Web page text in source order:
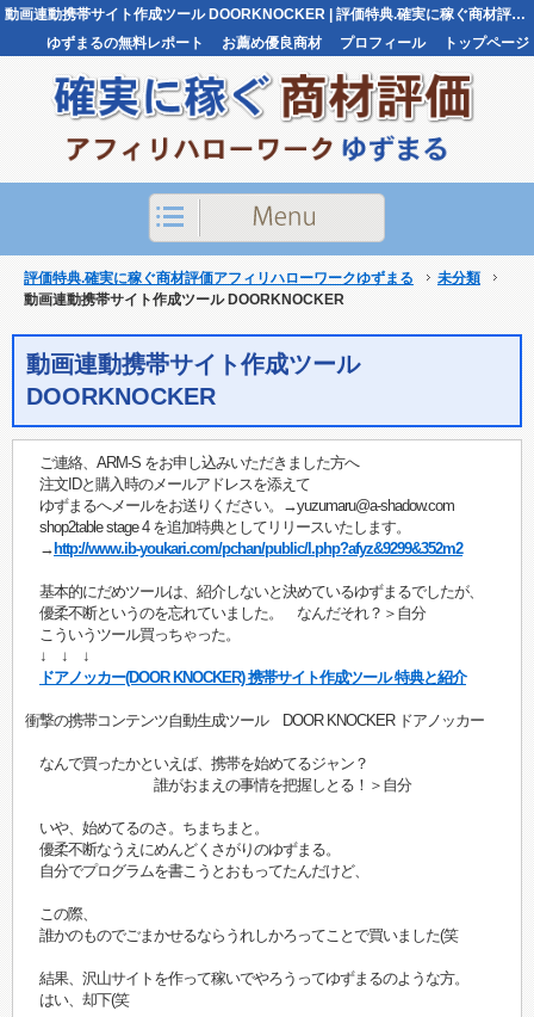
動画連動携帯サイト作成ツール DOORKNOCKER | 評価特典.確実に稼ぐ商材評価アフィリハローワークゆずまる評価特典.確実に稼ぐ商材評価アフィリハローワークゆずまる
トップページ
プロフィール
お薦め優良商材
ゆずまるの無料レポート
評価特典.確実に稼ぐ商材評価アフィリハローワークゆずまる
未分類
動画連動携帯サイト作成ツール DOORKNOCKER
動画連動携帯サイト作成ツール
DOORKNOCKER
ご連絡、ARM-S をお申し込みいただきました方へ
注文IDと購入時のメールアドレスを添えて
ゆずまるへメールをお送りください。→yuzumaru@a-shadow.com
shop2table stage 4 を追加特典としてリリースいたします。
→ http://www.ib-youkari.com/pchan/public/l.php?afyz&9299&352m2
基本的にだめツールは、紹介しないと決めているゆずまるでしたが、
優柔不断というのを忘れていました。 なんだそれ？＞自分
こういうツール買っちゃった。
↓ ↓ ↓
ドアノッカー(DOOR KNOCKER) 携帯サイト作成ツール 特典と紹介
衝撃の携帯コンテンツ自動生成ツール DOOR KNOCKER ドアノッカー
なんで買ったかといえば、携帯を始めてるジャン？
誰がおまえの事情を把握しとる！＞自分
いや、始めてるのさ。ちまちまと。
優柔不断なうえにめんどくさがりのゆずまる。
自分でプログラムを書こうとおもってたんだけど、
この際、
誰かのものでごまかせるならうれしかろってことで買いました(笑
結果、沢山サイトを作って稼いでやろうってゆずまるのような方。
はい、却下(笑